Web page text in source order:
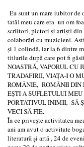
Eu sunt un mare iubitor de
tatăl meu care era un om
scriitori, pictori și artiști din
colaborări cu muzicieni.
și 1 colindă, iar la 6 dintre
titlurile după care pot fi
NOASTRĂ, VAPORUL CU
TRADAFIRII, VIAŢA-I O
ROMÂNIE, ROMÂNII
EŞTI A SUFLETULUI
PORTATIVUL INIMII, SĂ
VECI SĂ FIE.
În ce privește activitatea
ani am avut o activitate
literatură și artă , 24 de